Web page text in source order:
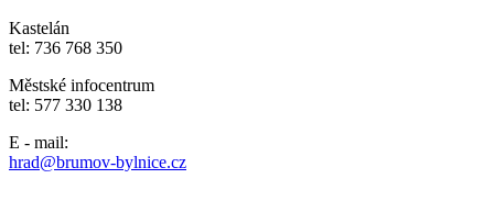
Kastelán
tel: 736 768 350
Městské infocentrum
tel: 577 330 138
E - mail:
hrad@brumov-bylnice.cz